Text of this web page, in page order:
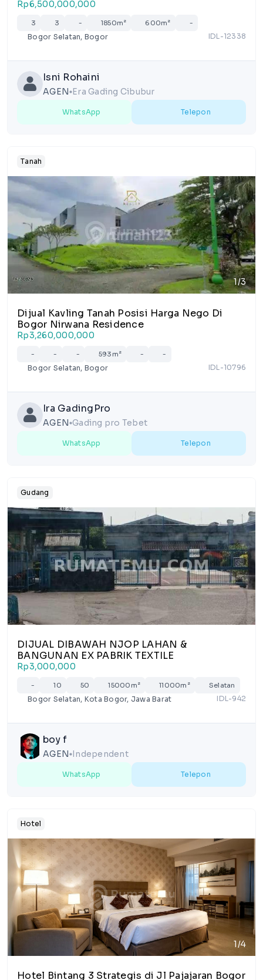
Rp6,500,000,000
3 3 - 1850m² 600m² -
Bogor Selatan, Bogor IDL-12338
Isni Rohaini
AGEN lens Era Gading Cibubur
WhatsApp Telepon
Tanah
1/3
Dijual Kavling Tanah Posisi Harga Nego Di
Bogor Nirwana Residence
Rp3,260,000,000
- - - 593m² - -
Bogor Selatan, Bogor IDL-10796
Ira GadingPro
AGEN lensGading pro Tebet
WhatsApp Telepon
Gudang
DIJUAL DIBAWAH NJOP LAHAN &
BANGUNAN EX PABRIK TEXTILE
Rp3,000,000
- 10 50 15000m² 11000m² Selatan
Bogor Selatan, Kota Bogor, Jawa Barat IDL-942
boy f
AGEN lens Independent
WhatsApp Telepon
Hotel
1/4
Hotel Bintang 3 Strategis di Jl Pajajaran Bogor